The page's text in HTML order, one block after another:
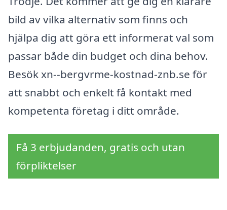
bild av vilka alternativ som finns och
hjälpa dig att göra ett informerat val som
passar både din budget och dina behov.
Besök xn--bergvrme-kostnad-znb.se för
att snabbt och enkelt få kontakt med
kompetenta företag i ditt område.
Få 3 erbjudanden, gratis och utan
förpliktelser